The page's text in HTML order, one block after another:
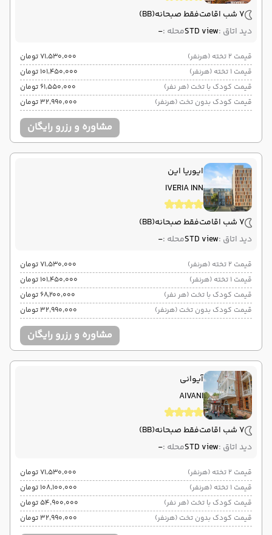
7 شب اقامت فقط صبحانه(BB)
دید اتاق :STD viewمحله :-
قیمت 2 تخته (هرنفر)
۷۱٬۵۳۰٬۰۰۰ تومان
قیمت 1 تخته (هرنفر)
۱۰۱٬۴۵۰٬۰۰۰ تومان
قیمت کودک با تخت (هر نفر)
۶۱٬۵۵۰٬۰۰۰ تومان
قیمت کودک بدون تخت (هرنفر)
۳۲٬۹۹۰٬۰۰۰ تومان
مشاوره و رزرو رایگان
ایوریا این
IVERIA INN
7 شب اقامت فقط صبحانه(BB)
دید اتاق :STD viewمحله :-
قیمت 2 تخته (هرنفر)
۷۱٬۵۳۰٬۰۰۰ تومان
قیمت 1 تخته (هرنفر)
۱۰۱٬۴۵۰٬۰۰۰ تومان
قیمت کودک با تخت (هر نفر)
۶۸٬۲۰۰٬۰۰۰ تومان
قیمت کودک بدون تخت (هرنفر)
۳۲٬۹۹۰٬۰۰۰ تومان
مشاوره و رزرو رایگان
آیوانی
AIVANI
7 شب اقامت فقط صبحانه(BB)
دید اتاق :STD viewمحله :-
قیمت 2 تخته (هرنفر)
۷۱٬۵۳۰٬۰۰۰ تومان
قیمت 1 تخته (هرنفر)
۱۰۸٬۱۰۰٬۰۰۰ تومان
قیمت کودک با تخت (هر نفر)
۵۴٬۹۰۰٬۰۰۰ تومان
قیمت کودک بدون تخت (هرنفر)
۳۲٬۹۹۰٬۰۰۰ تومان